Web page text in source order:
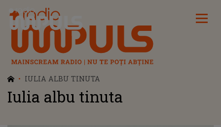
Radio Impuls
IULIA ALBU TINUTA
Iulia albu tinuta